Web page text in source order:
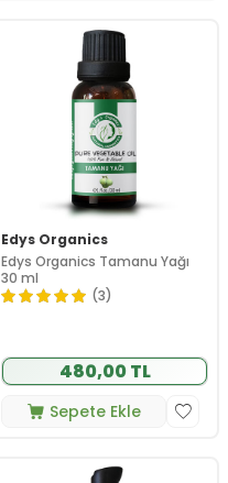
Edys Organics
Edys Organics Tamanu Yağı
30 ml
(3)
480,00 TL
Sepete Ekle